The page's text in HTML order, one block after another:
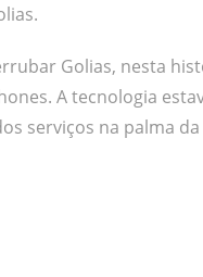
Golias, nesta
A tecnologia
serviços na palma